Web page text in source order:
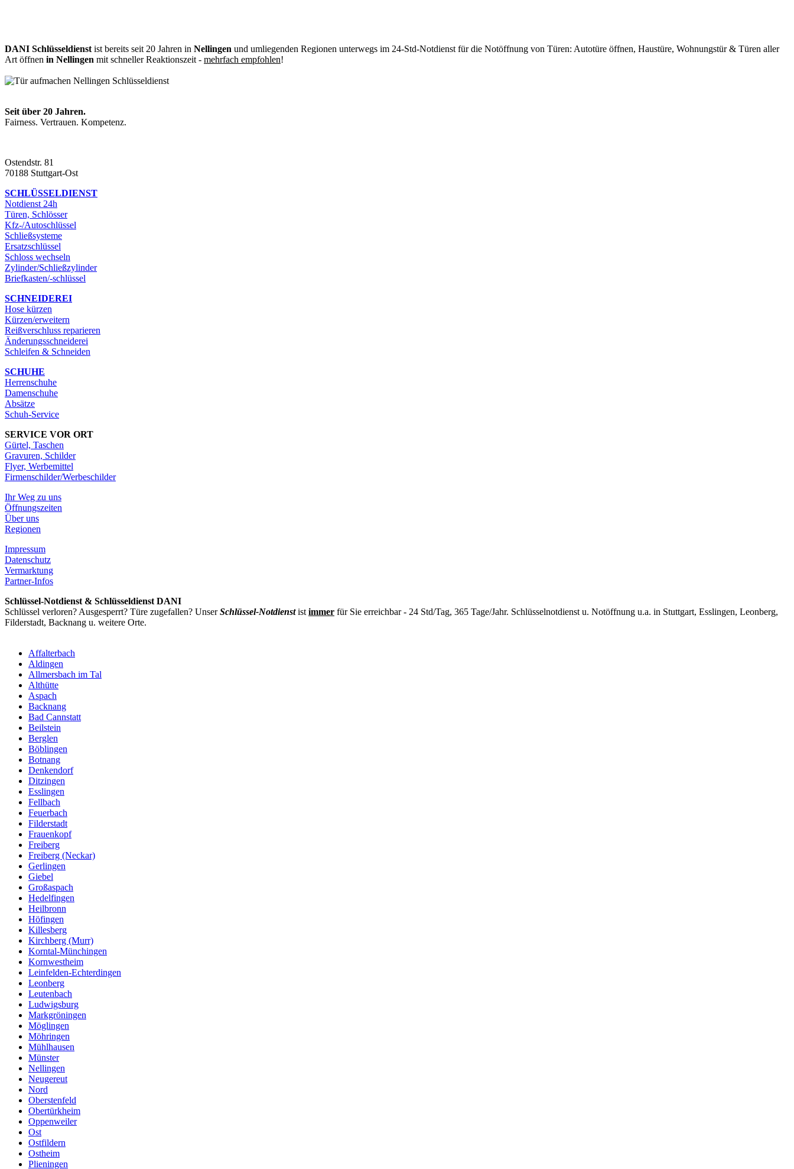
DANI Schlüsseldienst ist bereits seit 20 Jahren in Nellingen und umliegenden Regionen unterwegs im 24-Std-Notdienst für die Notöffnung von Türen: Autotüre öffnen, Haustüre, Wohnungstür & Türen aller
Art öffnen in Nellingen mit schneller Reaktionszeit - mehrfach empfohlen!
Seit über 20 Jahren.
Fairness. Vertrauen. Kompetenz.
Ostendstr. 81
70188 Stuttgart-Ost
SCHLÜSSELDIENST
Notdienst 24h
Türen, Schlösser
Kfz-/Autoschlüssel
Schließsysteme
Ersatzschlüssel
Schloss wechseln
Zylinder/Schließzylinder
Briefkasten/-schlüssel
SCHNEIDEREI
Hose kürzen
Kürzen/erweitern
Reißverschluss reparieren
Änderungsschneiderei
Schleifen & Schneiden
SCHUHE
Herrenschuhe
Damenschuhe
Absätze
Schuh-Service
SERVICE VOR ORT
Gürtel, Taschen
Gravuren, Schilder
Flyer, Werbemittel
Firmenschilder/Werbeschilder
Ihr Weg zu uns
Öffnungszeiten
Über uns
Regionen
Impressum
Datenschutz
Vermarktung
Partner-Infos
Schlüssel-Notdienst & Schlüsseldienst DANI
Schlüssel verloren? Ausgesperrt? Türe zugefallen? UnserSchlüssel-Notdienstist immer für Sie erreichbar - 24 Std/Tag, 365 Tage/Jahr. Schlüsselnotdienst u. Notöffnung u.a. in Stuttgart, Esslingen, Leonberg,
Filderstadt, Backnang u. weitere Orte.
Affalterbach
Aldingen
Allmersbach im Tal
Althütte
Aspach
Backnang
Bad Cannstatt
Beilstein
Berglen
Böblingen
Botnang
Denkendorf
Ditzingen
Esslingen
Fellbach
Feuerbach
Filderstadt
Frauenkopf
Freiberg
Freiberg (Neckar)
Gerlingen
Giebel
Großaspach
Hedelfingen
Heilbronn
Höfingen
Killesberg
Kirchberg (Murr)
Korntal-Münchingen
Kornwestheim
Leinfelden-Echterdingen
Leonberg
Leutenbach
Ludwigsburg
Markgröningen
Möglingen
Möhringen
Mühlhausen
Münster
Nellingen
Neugereut
Nord
Oberstenfeld
Obertürkheim
Oppenweiler
Ost
Ostfildern
Ostheim
Plieningen